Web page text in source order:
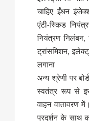
चाहिए ईंधन
एंटी-स्किड
नियंत्रण
ट्रांसमिशन,
लगाना
अन्य श्रेणी पर
स्वतंत्र रूप से
वाहन वातावरण
प्रदर्शन के साथ